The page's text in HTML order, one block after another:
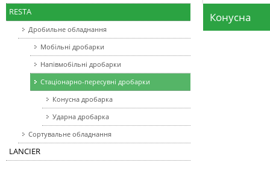
RESTA
Дробильне обладнання
Мобільні дробарки
Напівмобільні дробарки
Стаціонарно-пересувні дробарки
Конусна дробарка
Ударна дробарка
Сортувальне обладнання
LANCIER
Конусна